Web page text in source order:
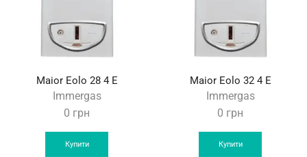
Maior Eolo 28 4 E
Immergas
0 грн
Купити
Maior Eolo 32 4 E
Immergas
0 грн
Купити